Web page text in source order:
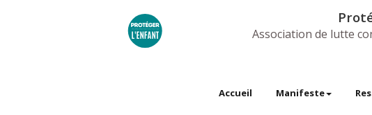
Association de lutte
Accueil Manifeste